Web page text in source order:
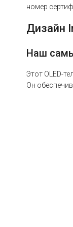
номер
Дизайн
Наш
Этот OLED-
Он